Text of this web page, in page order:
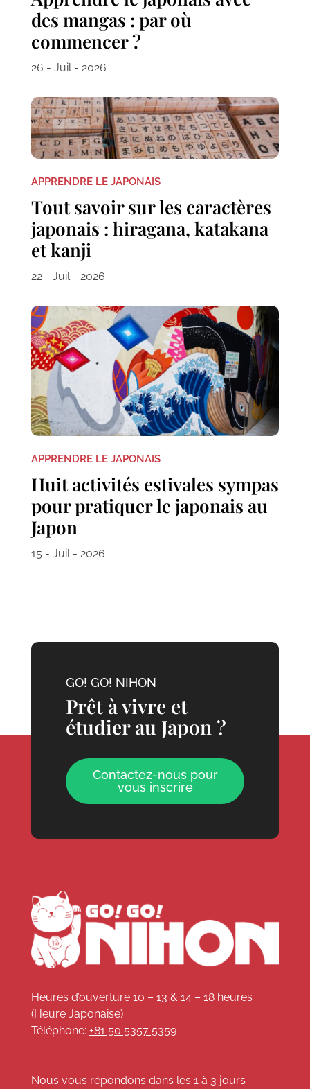
des mangas : par où
commencer ?
26 - Juil - 2026
APPRENDRE LE JAPONAIS
Tout savoir sur les caractères
japonais : hiragana, katakana
et kanji
22 - Juil - 2026
APPRENDRE LE JAPONAIS
Huit activités estivales sympas
pour pratiquer le japonais au
Japon
15 - Juil - 2026
GO! GO! NIHON
Prêt à vivre et
étudier au Japon ?
Contactez-nous pour
vous inscrire
Heures d’ouverture 10 – 13 & 14 – 18 heures
(Heure Japonaise)
Téléphone: +81 50 5357 5359
Nous vous répondons dans les 1 à 3 jours